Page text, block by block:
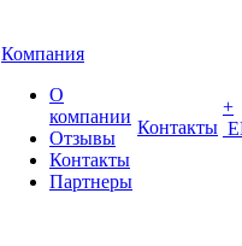
Компания
О
компании
Отзывы
Контакты
Партнеры
Контакты
+